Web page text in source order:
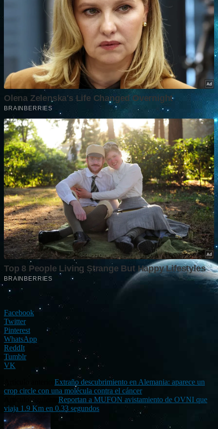
Facebook
Twitter
Pinterest
WhatsApp
ReddIt
Tumblr
VK
Extraño descubrimiento en Alemania: aparece un
crop circle con una molécula contra el cáncer
Artículo siguiente Reportan a MUFON avistamiento de OVNI que
viaja 1.9 Km en 0.33 segundos